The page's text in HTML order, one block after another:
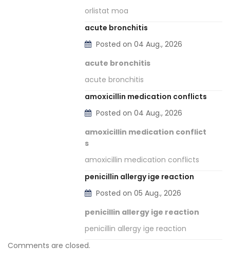
orlistat moa
acute bronchitis
Posted on 04 Aug., 2026
acute bronchitis
acute bronchitis
amoxicillin medication conflicts
Posted on 04 Aug., 2026
amoxicillin medication conflict
s
amoxicillin medication conflicts
penicillin allergy ige reaction
Posted on 05 Aug., 2026
penicillin allergy ige reaction
penicillin allergy ige reaction
Comments are closed.